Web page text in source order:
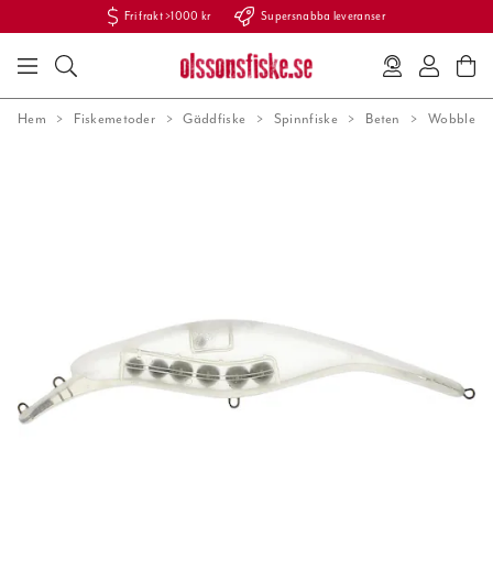
Fri frakt >1000 kr Supersnabba leveranser
Hem Fiskemetoder Gäddfiske Spinnfiske Beten Wobblers